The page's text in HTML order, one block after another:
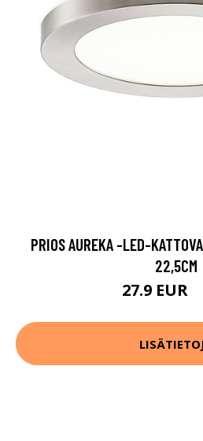
PRIOS AUREKA -LED-
22,5CM
27.9 EUR